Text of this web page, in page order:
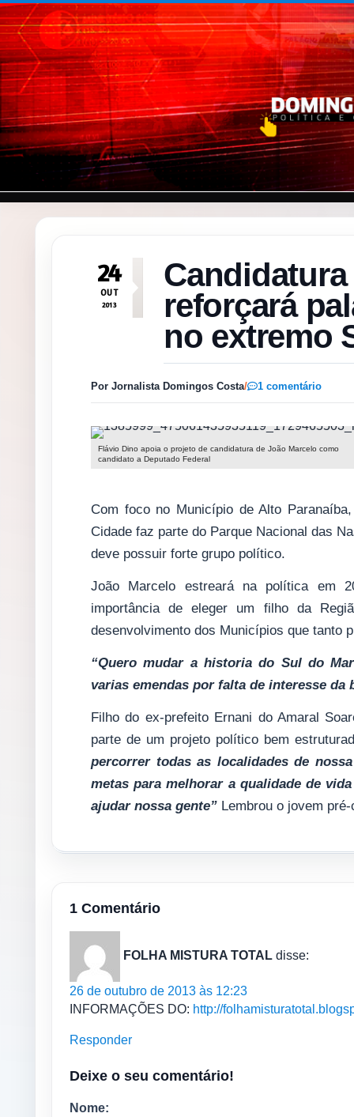
Pular para o conteúdo
24
OUT
2013
reforçará
no extremo
Por Jornalista Domingos Costa/ 1 comentário
Flávio Dino apoia o projeto de candidatura de João Marcelo como
candidato a Deputado Federal
Com foco no Município de Alto
Cidade faz parte do Parque Nacional das
deve possuir forte grupo político.
João Marcelo estreará na política em
importância de eleger um filho da
desenvolvimento dos Municípios que tanto
“Quero mudar a historia do Sul do
varias emendas por falta de interesse da
Filho do ex-prefeito Ernani do Amaral
parte de um projeto político bem
percorrer todas as localidades de
metas para melhorar a qualidade de
ajudar nossa gente” Lembrou o jovem
1 Comentário
FOLHA MISTURA TOTAL disse:
26 de outubro de 2013 às 12:23
INFORMAÇÕES DO: http://
Responder
Deixe o seu comentário!
Nome: